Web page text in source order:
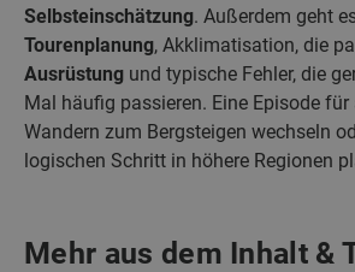
Selbsteinschätzung. Außerdem geht
Tourenplanung, Akklimatisation, die
Ausrüstung und typische Fehler, die
Mal häufig passieren. Eine Episode für
Wandern zum Bergsteigen wechseln
logischen Schritt in höhere Regionen
Mehr aus dem Inhalt &